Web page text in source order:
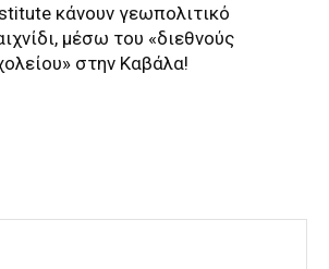
κάνουν γεωπολιτικό
μέσω του «διεθνούς
στην Καβάλα!